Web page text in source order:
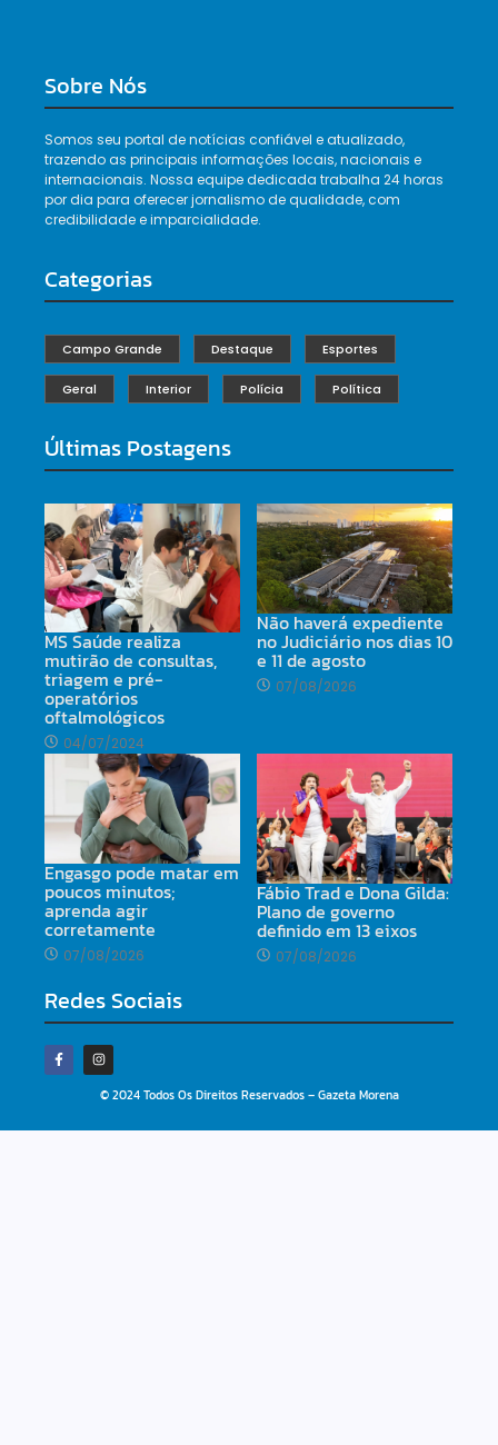
Sobre Nós
Somos seu portal de notícias confiável e atualizado,
trazendo as principais informações locais, nacionais e
internacionais. Nossa equipe dedicada trabalha 24 horas
por dia para oferecer jornalismo de qualidade, com
credibilidade e imparcialidade.
Categorias
Campo Grande Destaque Esportes
Geral Interior Polícia Política
Últimas Postagens
MS Saúde realiza
mutirão de consultas,
triagem e pré-
operatórios
oftalmológicos
04/07/2024
Não haverá expediente
no Judiciário nos dias 10
e 11 de agosto
07/08/2026
Engasgo pode matar em
poucos minutos;
aprenda agir
corretamente
07/08/2026
Fábio Trad e Dona Gilda:
Plano de governo
definido em 13 eixos
07/08/2026
Redes Sociais
© 2024 Todos Os Direitos Reservados – Gazeta Morena